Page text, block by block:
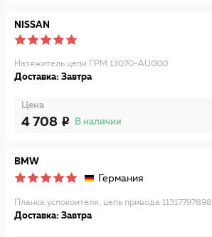
NISSAN
Натяжитель цепи ГРМ 13070-AU000
Доставка: Завтра
Цена
4 708 В наличии
BMW
Германия
Планка успокоителя, цепь привода 11317797898
Доставка: Завтра